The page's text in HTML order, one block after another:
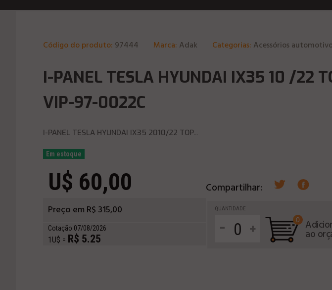
Código do produto: 97444 Marca: Adak Categorias: Acessórios
I-PANEL TESLA HYUNDAI IX35 10 /22
VIP-97-0022C
I-PANEL TESLA HYUNDAI IX35 2010/22 TOP...
Em estoque
U$ 60,00
Preço em R$ 315,00
Cotação 07/08/2026
1U$ = R$ 5.25
Compartilhar:
QUANTIDADE
- +
0
ao